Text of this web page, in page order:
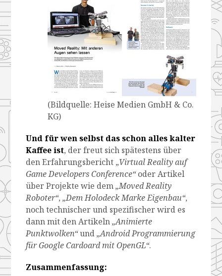
(Bildquelle: Heise Medien GmbH & Co.
KG)
Und für wen selbst das schon alles kalter
Kaffee ist, der freut sich spätestens über
den Erfahrungsbericht „Virtual Reality auf
Game Developers Conference“oder Artikel
über Projekte wie dem„Moved Reality
Roboter“,„Dem Holodeck Marke Eigenbau“,
noch technischer und spezifischer wird es
dann mit den Artikeln„Animierte
Punktwolken“und„Android Programmierung
für Google Cardoard mit OpenGL“.
Zusammenfassung: